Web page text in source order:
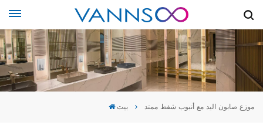
بيت موزع صابون اليد مع أنبوب شفط ممتد